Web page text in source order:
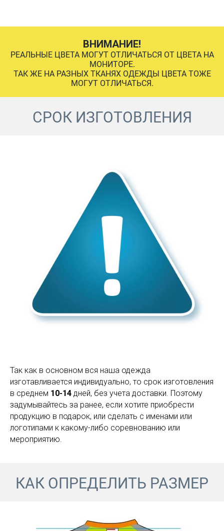
ВНИМАНИЕ!
РЕАЛЬНЫЕ ЦВЕТА МОГУТ ОТЛИЧАТЬСЯ ОТ ЦВЕТА НА
МОНИТОРЕ.
ТАК ЖЕ НА РАЗНЫХ ТКАНЯХ ОДЕЖДЫ ЦВЕТА ТОЖЕ
МОГУТ ОТЛИЧАТЬСЯ.
СРОК ИЗГОТОВЛЕНИЯ
Так как в основном вся наша одежда
изготавливается индивидуально, то срок изготовления
в среднем 10-14 дней, без учета доставки. Поэтому
задумывайтесь за ранее, если хотите приобрести
продукцию в подарок, или сделать с именами или
логотипами к какому-либо соревнованию или
мероприятию.
КАК ОПРЕДЕЛИТЬ РАЗМЕР